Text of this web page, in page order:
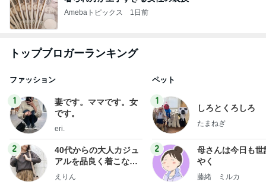
Amebaトピックス 1日前
トップブロガーランキング
ファッション
1
妻です。ママです。女
です。
eri.
2
40代からの大人カジュ
アルを品良く着こなす
ファッションブログ
えりん
ペット
1
しろとくろしろ
たまねぎ
2
母さんは今日も世
やく
藤緒 ミルカ